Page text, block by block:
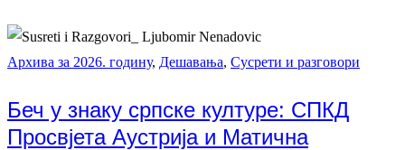
Архива за 2026. годину, Дешавања, Сусрети и разговори
Беч у знаку српске културе: СПКД
Просвјета Аустрија и Матична